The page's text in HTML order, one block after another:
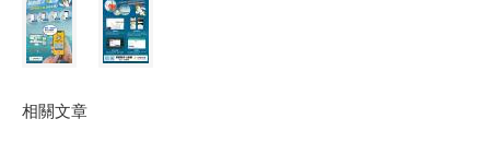
相關文章